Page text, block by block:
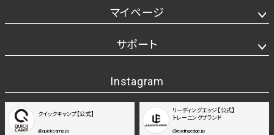
マイページ
サポート
Instagram
クイックキャンプ【公式】
@quickcamp.jp
リーディングエッジ【公式】
トレーニングブランド
@leadingedge.jp